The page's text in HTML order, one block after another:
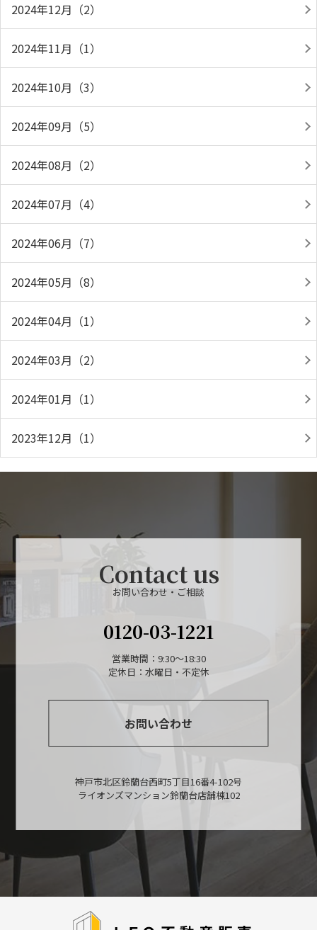
2024年12月（2）
2024年11月（1）
2024年10月（3）
2024年09月（5）
2024年08月（2）
2024年07月（4）
2024年06月（7）
2024年05月（8）
2024年04月（1）
2024年03月（2）
2024年01月（1）
2023年12月（1）
Contact us
お問い合わせ・ご相談
0120-03-1221
営業時間：9:30～18:30
定休日：水曜日・不定休
お問い合わせ
神戸市北区鈴蘭台西町5丁目16番4-102号
ライオンズマンション鈴蘭台店舗棟102